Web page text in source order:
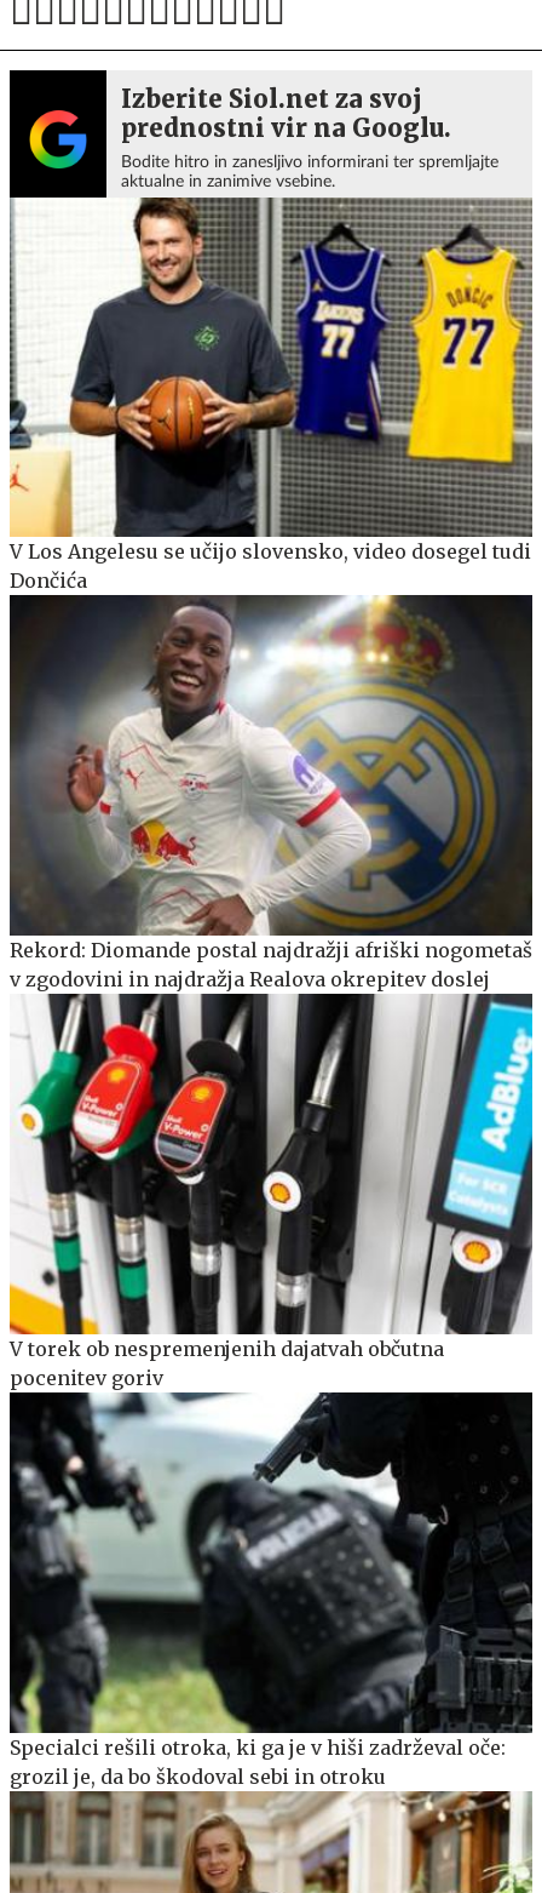
Izberite Siol.net za svoj
prednostni vir na Googlu.
Bodite hitro in zanesljivo informirani ter spremljajte
aktualne in zanimive vsebine.
V Los Angelesu se učijo slovensko, video dosegel tudi
Dončića
Rekord: Diomande postal najdražji afriški nogometaš
v zgodovini in najdražja Realova okrepitev doslej
V torek ob nespremenjenih dajatvah občutna
pocenitev goriv
Specialci rešili otroka, ki ga je v hiši zadrževal oče:
grozil je, da bo škodoval sebi in otroku